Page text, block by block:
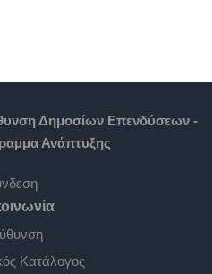
Δημοσίων Επενδύσεων -
Ανάπτυξης
Κατάλογος